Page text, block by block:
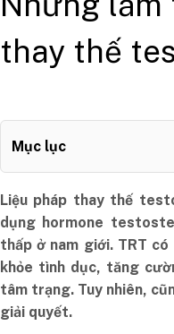
thay thế
Mục lục
Liệu pháp thay thế
dụng hormone
thấp ở nam giới. TRT
khỏe tình dục, tăng
tâm trạng. Tuy nhiên,
giải quyết.